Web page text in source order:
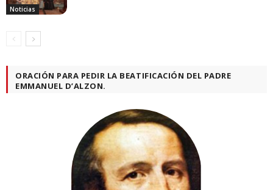
Noticias
ORACIÓN PARA PEDIR LA BEATIFICACIÓN DEL PADRE
EMMANUEL D’ALZON.